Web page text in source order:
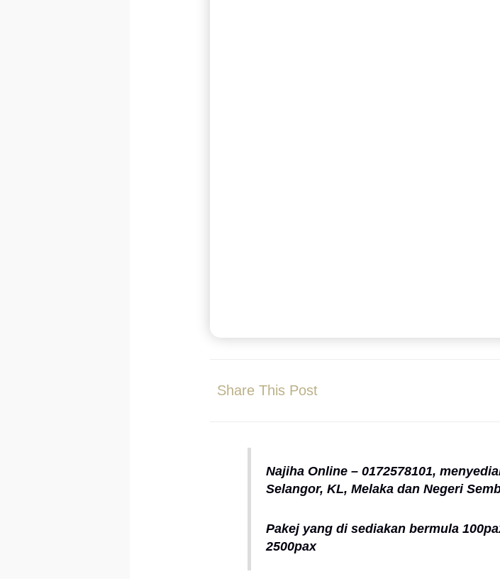
Share This Post
Najiha Online – 0172578101,
Selangor, KL, Melaka dan Negeri
Pakej yang di sediakan bermula
2500pax